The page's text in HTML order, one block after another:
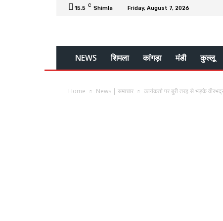
15.5 C Shimla Friday, August 7, 2026
NEWS शिमला कांगड़ा मंडी कुल्लू
Home News | समाचार कार्यकर्ता पर बुरी तरह से भड़के